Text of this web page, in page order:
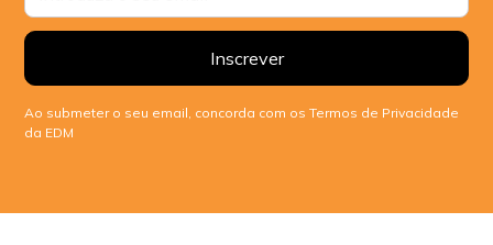
Ao submeter o seu email, concorda com os Termos de Privacidade
da EDM